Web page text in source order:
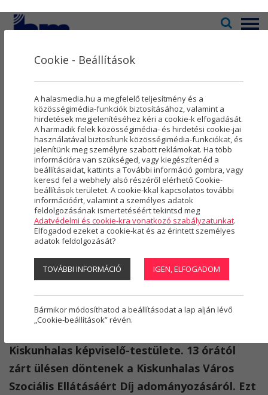
Menü
Televízió
Kultúra
Rovatok
Újság
Városmarketing
Szolgáltatások
Rólunk
Hasznos
Regisztráció
Csütörtökön tanácskozik a halasi
képviselő-testület
Kiskunhalas képviselő-testülete. 13 órától
zárt ülésen döntenek a Kiskunhalas Város
Szociális Ellátásáért Díj adományozásáról. Ezt
Cookie - Beállítások
A halasmedia.hu a megfelelő teljesítmény és a
közösségimédia-funkciók biztosításához, valamint a
hirdetések megjelenítéséhez kéri a cookie-k elfogadását.
A harmadik felek közösségimédia- és hirdetési cookie-jai
használatával biztosítunk közösségimédia-funkciókat, és
jelenítünk meg személyre szabott reklámokat. Ha több
információra van szükséged, vagy kiegészítenéd a
beállításaidat, kattints a További információ gombra, vagy
keresd fel a webhely alsó részéről elérhető Cookie-
beállítások területet. A cookie-kkal kapcsolatos további
információért, valamint a személyes adatok
feldolgozásának ismertetéséért tekintsd meg
Adatvédelmi és cookie-kra vonatkozó szabályzatunkat.
Elfogadod ezeket a cookie-kat és az érintett személyes
adatok feldolgozását?
TOVÁBBI INFORMÁCIÓ IGEN, ELFOGADOM
Bármikor módosíthatod a beállításodat a lap alján lévő
„Cookie-beállítások” révén.